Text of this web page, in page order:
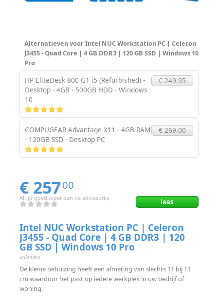
Alternatieven voor Intel NUC Workstation PC | Celeron
J3455 - Quad Core | 4 GB DDR3 | 120 GB SSD | Windows 10
Pro
HP EliteDesk 800 G1 i5 (Refurbished) -
Desktop - 4GB - 500GB HDD - Windows
10
€ 249.95
COMPUGEAR Advantage X11 - 4GB RAM
- 120GB SSD - Desktop PC
€ 269.00
€ 25700
Altijd goedkoper dan de adviesprijs lees
Intel NUC Workstation PC | Celeron
J3455 - Quad Core | 4 GB DDR3 | 120
GB SSD | Windows 10 Pro
unknown
De kleine behuizing heeft een afmeting van slechts 11 bij 11
cm waardoor het past op iedere werkplek in uw bedrijf of
woning.